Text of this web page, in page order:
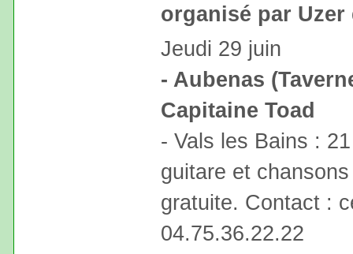
organisé par Uzer
Jeudi 29 juin
- Aubenas
Capitaine Toad
- Vals les Bains :
guitare et
gratuite. Contact :
04.75.36.22.22